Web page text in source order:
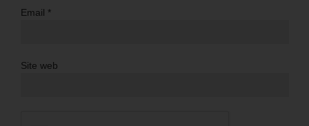
Email *
Site web